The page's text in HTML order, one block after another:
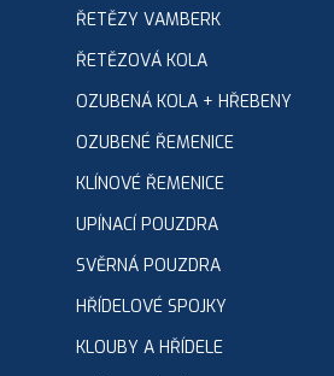
ŘETĚZY VAMBERK
ŘETĚZOVÁ KOLA
OZUBENÁ KOLA + HŘEBENY
OZUBENÉ ŘEMENICE
KLÍNOVÉ ŘEMENICE
UPÍNACÍ POUZDRA
SVĚRNÁ POUZDRA
HŘÍDELOVÉ SPOJKY
KLOUBY A HŘÍDELE